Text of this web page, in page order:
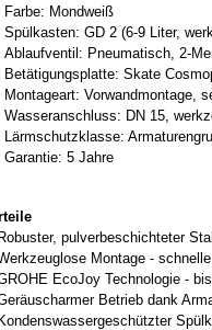
Farbe: Mondweiß
Spülkasten: GD 2 (6-9 Liter,
Ablaufventil: Pneumatisch, 2-
Betätigungsplatte: Skate
Montageart: Vorwandmontage,
Wasseranschluss: DN 15,
Lärmschutzklasse:
Garantie: 5 Jahre
pulverbeschichteter
Montage -
EcoJoy Technologie -
Betrieb dank